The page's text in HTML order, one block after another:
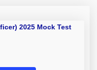
2025 Mock Test